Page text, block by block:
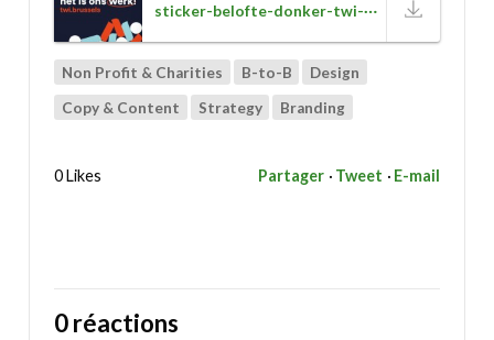
sticker-belofte-donker-twi-webp-small.jpeg
Non Profit & Charities B-to-B Design
Copy & Content Strategy Branding
0 Likes Partager Tweet E-mail
0 réactions